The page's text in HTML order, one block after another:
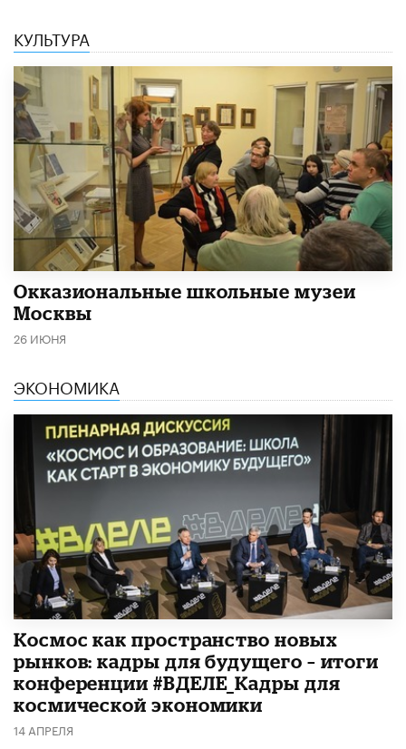
КУЛЬТУРА
​Окказиональные школьные музеи
Москвы
26 ИЮНЯ
ЭКОНОМИКА
Космос как пространство новых
рынков: кадры для будущего – итоги
конференции #ВДЕЛЕ_Кадры для
космической экономики
14 АПРЕЛЯ